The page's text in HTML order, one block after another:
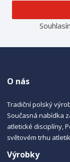
n
O nás
Tradiční polský
Současná nabídka
atletické disciplíny,
světovém trhu
Výrobky